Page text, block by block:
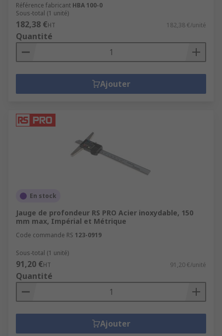
Référence fabricant HBA 100-0
Sous-total (1 unité)
182,38 €HT 182,38 €/unité
Quantité
Ajouter
En stock
Jauge de profondeur RS PRO Acier inoxydable, 150
mm max, Impérial et Métrique
Code commande RS 123-0919
Sous-total (1 unité)
91,20 €HT 91,20 €/unité
Quantité
Ajouter